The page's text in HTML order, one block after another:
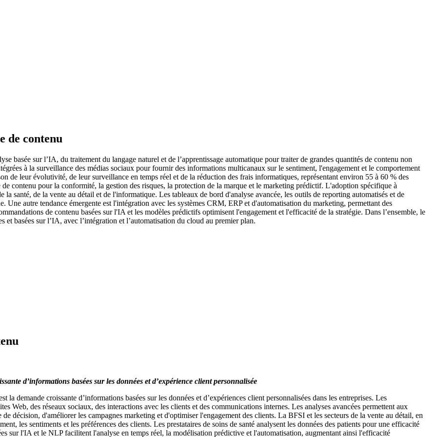
de contenu
basée sur l’IA, du traitement du langage naturel et de l’apprentissage automatique pour traiter de grandes quantités de contenu non
à la surveillance des médias sociaux pour fournir des informations multicanaux sur le sentiment, l'engagement et le comportement
de leur évolutivité, de leur surveillance en temps réel et de la réduction des frais informatiques, représentant environ 55 à 60 % des
contenu pour la conformité, la gestion des risques, la protection de la marque et le marketing prédictif. L'adoption spécifique à
santé, de la vente au détail et de l'informatique. Les tableaux de bord d'analyse avancée, les outils de reporting automatisés et de
autre tendance émergente est l'intégration avec les systèmes CRM, ERP et d'automatisation du marketing, permettant des
de contenu basées sur l'IA et les modèles prédictifs optimisent l'engagement et l'efficacité de la stratégie. Dans l’ensemble, le
et basées sur l’IA, avec l’intégration et l’automatisation du cloud au premier plan.
d’informations basées sur les données et d’expérience client personnalisée
demande croissante d’informations basées sur les données et d’expériences client personnalisées dans les entreprises. Les
Web, des réseaux sociaux, des interactions avec les clients et des communications internes. Les analyses avancées permettent aux
décision, d'améliorer les campagnes marketing et d'optimiser l'engagement des clients. La BFSI et les secteurs de la vente au détail, en
les sentiments et les préférences des clients. Les prestataires de soins de santé analysent les données des patients pour une efficacité
sur l'IA et le NLP facilitent l'analyse en temps réel, la modélisation prédictive et l'automatisation, augmentant ainsi l'efficacité